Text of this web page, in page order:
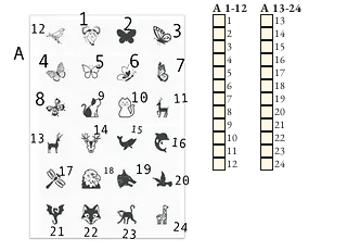
A 1-12
1
2
3
4
5
6
7
8
9
10
11
12
A 13-24
13
14
15
16
17
18
19
20
21
22
23
24